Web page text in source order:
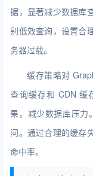
据，显著减少数据库
别低效查询，设置合
务器过载。
缓存策略对
查询缓存和 CDN 缓
果，减少数据库压力
问。通过合理的缓存
命中率。